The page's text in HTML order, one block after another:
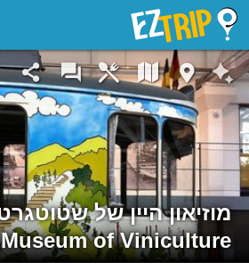
Museum of Viniculture
EZTrip